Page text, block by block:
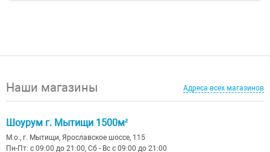
Наши магазины Адреса всех магазинов
Шоурум г. Мытищи 1500м²
М.о., г. Мытищи, Ярославское шоссе, 115
Пн-Пт: с 09:00 до 21:00, Сб - Вс с 09:00 до 21:00